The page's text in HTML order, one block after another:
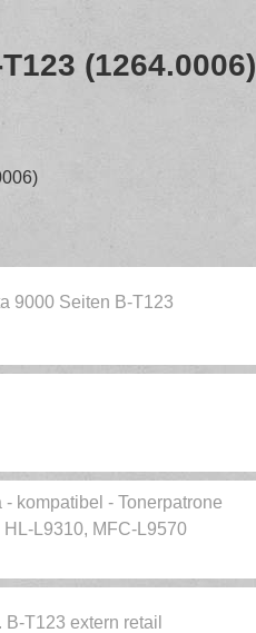
(1264.0006)
9000 Seiten B-T123
kompatibel - Tonerpatrone
L9310, MFC-L9570
T123 extern retail